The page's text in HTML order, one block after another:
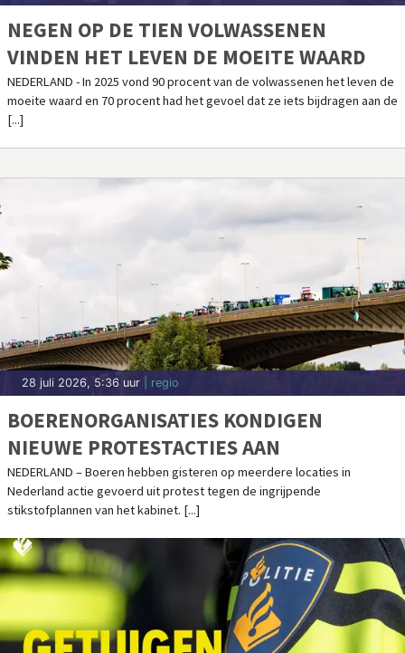
NEGEN OP DE TIEN VOLWASSENEN
VINDEN HET LEVEN DE MOEITE WAARD
NEDERLAND - In 2025 vond 90 procent van de volwassenen het leven de
moeite waard en 70 procent had het gevoel dat ze iets bijdragen aan de
[...]
28 juli 2026, 5:36 uur | regio
BOERENORGANISATIES KONDIGEN
NIEUWE PROTESTACTIES AAN
NEDERLAND – Boeren hebben gisteren op meerdere locaties in
Nederland actie gevoerd uit protest tegen de ingrijpende
stikstofplannen van het kabinet. [...]